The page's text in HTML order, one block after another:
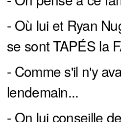
- Où lui et Ryan
se sont TAPÉS la
- Comme s'il n'y
lendemain...
- On lui conseille